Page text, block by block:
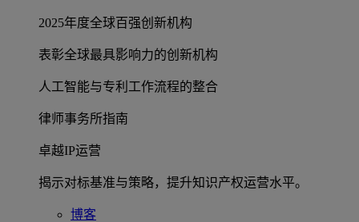
2025年度全球百强创新机构
表彰全球最具影响力的创新机构
人工智能与专利工作流程的整合
律师事务所指南
卓越IP运营
揭示对标基准与策略，提升知识产权运营水平。
博客